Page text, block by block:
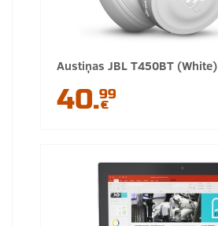
Austiņas JBL T450BT (White)
40.99
€